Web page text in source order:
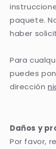
paquete.
haber
Para
puedes
dirección
Daños y
Por favor,